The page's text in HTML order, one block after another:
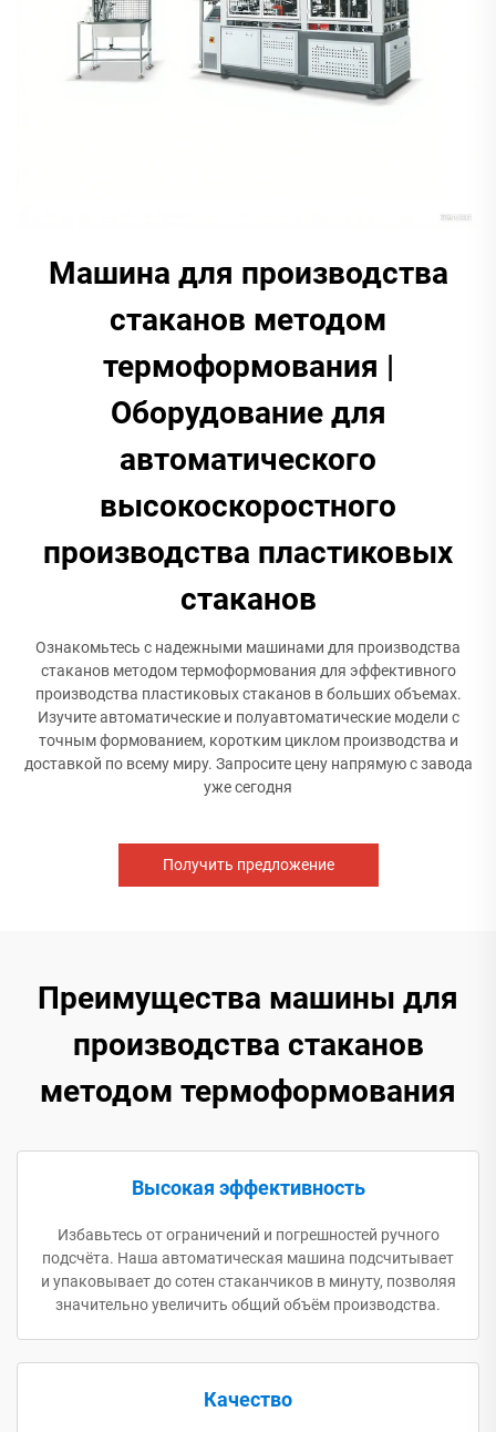
Машина для производства
стаканов методом
термоформования |
Оборудование для
автоматического
высокоскоростного
производства пластиковых
стаканов
Ознакомьтесь с надежными машинами для производства
стаканов методом термоформования для эффективного
производства пластиковых стаканов в больших объемах.
Изучите автоматические и полуавтоматические модели с
точным формованием, коротким циклом производства и
доставкой по всему миру. Запросите цену напрямую с завода
уже сегодня
Получить предложение
Преимущества машины для
производства стаканов
методом термоформования
Высокая эффективность
Избавьтесь от ограничений и погрешностей ручного
подсчёта. Наша автоматическая машина подсчитывает
и упаковывает до сотен стаканчиков в минуту, позволяя
значительно увеличить общий объём производства.
Качество